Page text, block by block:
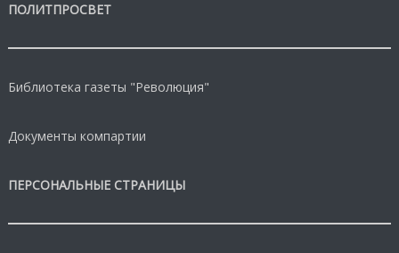
ПОЛИТПРОСВЕТ
Библиотека газеты "Революция"
Документы компартии
ПЕРСОНАЛЬНЫЕ СТРАНИЦЫ